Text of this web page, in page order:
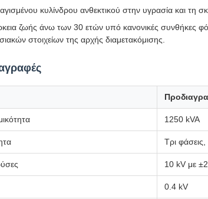
κυλίνδρου ανθεκτικού στην υγρασία και τη
ζωής άνω των 30 ετών υπό κανονικές συνθήκες
στοιχείων της αρχής διαμετακόμισης.
1250 kVA
Τρι
10 kV με
0.4 kV